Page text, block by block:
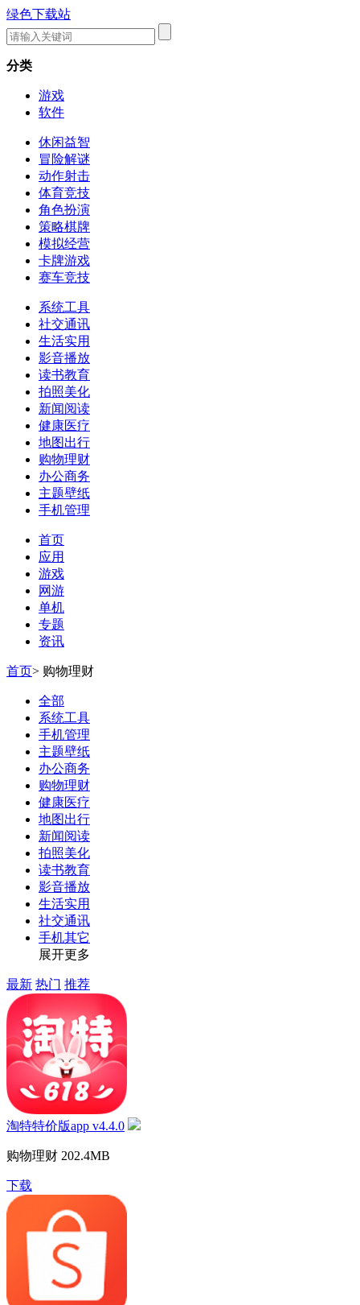
绿色下载站
分类
游戏
软件
休闲益智
冒险解谜
动作射击
体育竞技
角色扮演
策略棋牌
模拟经营
卡牌游戏
赛车竞技
系统工具
社交通讯
生活实用
影音播放
读书教育
拍照美化
新闻阅读
健康医疗
地图出行
购物理财
办公商务
主题壁纸
手机管理
首页
应用
游戏
网游
单机
专题
资讯
首页> 购物理财
全部
系统工具
手机管理
主题壁纸
办公商务
购物理财
健康医疗
地图出行
新闻阅读
拍照美化
读书教育
影音播放
生活实用
社交通讯
手机其它
展开更多
最新 热门 推荐
淘特特价版app v4.4.0
购物理财 202.4MB
下载